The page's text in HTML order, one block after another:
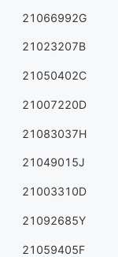
21066992G
21023207B
21050402C
21007220D
21083037H
21049015J
21003310D
21092685Y
21059405F